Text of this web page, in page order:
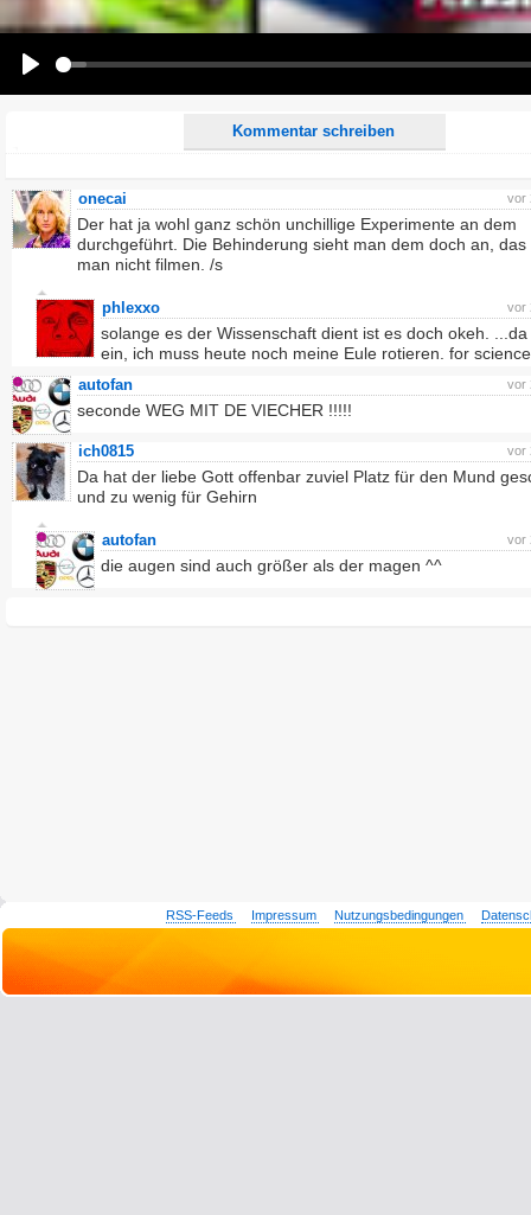
Kommentar schreiben
URLs werden automatisch umgewandelt. Bitte verwende "www." oder "http://" in URLs
Ich möchte eine E-Mail, wenn auf dieser Seite weitere Kommentare erscheinen.
vor
onecai
Der hat ja wohl ganz schön unchillige Experimente an dem
durchgeführt. Die Behinderung sieht man dem doch an, das
man nicht filmen. /s
vor
phlexxo
solange es der Wissenschaft dient ist es doch okeh.
ein, ich muss heute noch meine Eule rotieren. for
vor
autofan
seconde WEG MIT DE VIECHER !!!!!
vor
ich0815
Da hat der liebe Gott offenbar zuviel Platz für den Mund
und zu wenig für Gehirn
vor
autofan
die augen sind auch größer als der magen ^^
RSS-Feeds Impressum Nutzungsbedingungen